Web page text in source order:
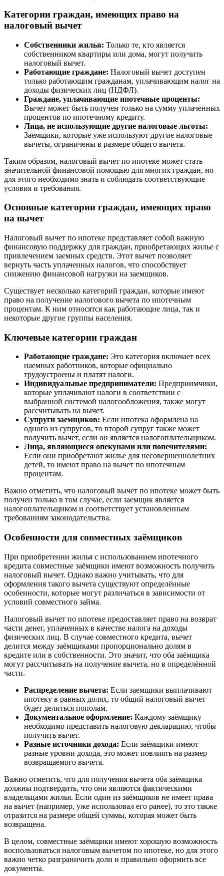
Категории граждан, имеющих право на
налоговый вычет
Собственники жилья: Только те, кто является
собственником квартиры или дома, могут получить
налоговый вычет.
Работающие граждане: Налоговый вычет доступен
только работающим гражданам, уплачивающим налог на
доходы физических лиц (НДФЛ).
Граждане, уплачивающие ипотечные проценты:
Вычет может быть получен только на сумму уплаченных
процентов по ипотечному кредиту.
Лица, не использующие другие налоговые льготы:
Заемщики, которые уже используют другие налоговые
вычеты, ограничены в размере общего вычета.
Таким образом, налоговый вычет по ипотеке может стать
значительной финансовой помощью для многих граждан, но
для этого необходимо знать и соблюдать соответствующие
условия и требования.
Основные категории граждан, имеющих право
на вычет
Налоговый вычет по ипотеке представляет собой важную
финансовую поддержку для граждан, приобретающих жилье с
привлечением заемных средств. Этот вычет позволяет
вернуть часть уплаченных налогов, что способствует
снижению финансовой нагрузки на заемщиков.
Существует несколько категорий граждан, которые имеют
право на получение налогового вычета по ипотечным
процентам. К ним относятся как работающие лица, так и
некоторые другие группы населения.
Ключевые категории граждан
Работающие граждане: Это категория включает всех
наемных работников, которые официально
трудоустроены и платят налоги.
Индивидуальные предприниматели: Предприимчики,
которые уплачивают налоги в соответствии с
выбранной системой налогообложения, также могут
рассчитывать на вычет.
Супруги заемщиков: Если ипотека оформлена на
одного из супругов, то второй супруг также может
получить вычет, если он является налогоплательщиком.
Лица, являющиеся опекунами или попечителями:
Если они приобретают жилье для несовершеннолетних
детей, то имеют право на вычет по ипотечным
процентам.
Важно отметить, что налоговый вычет по ипотеке может быть
получен только в том случае, если заемщик является
налогоплательщиком и соответствует установленным
требованиям законодательства.
Особенности для совместных заёмщиков
При приобретении жилья с использованием ипотечного
кредита совместные заёмщики имеют возможность получить
налоговый вычет. Однако важно учитывать, что для
оформления такого вычета существуют определённые
особенности, которые могут различаться в зависимости от
условий совместного займа.
Налоговый вычет по ипотеке предоставляет право на возврат
части денег, уплаченных в качестве налога на доходы
физических лиц. В случае совместного кредита, вычет
делится между заёмщиками пропорционально долям в
кредите или в собственности. Это значит, что оба заёмщика
могут рассчитывать на получение вычета, но в определённой
части.
Распределение вычета: Если заемщики выплачивают
ипотеку в равных долях, то общий налоговый вычет
будет делиться пополам.
Документальное оформление: Каждому заёмщику
необходимо представить налоговую декларацию, чтобы
получить вычет.
Разные источники дохода: Если заёмщики имеют
разные уровни дохода, это может повлиять на размер
возвращаемого вычета.
Важно отметить, что для получения вычета оба заёмщика
должны подтвердить, что они являются фактическими
владельцами жилья. Если один из заёмщиков не имеет права
на вычет (например, уже использовал его ранее), то это также
отразится на размере общей суммы, которая может быть
возвращена.
В целом, совместные заёмщики имеют хорошую возможность
воспользоваться налоговым вычетом по ипотеке, но для этого
важно четко разграничить доли и правильно оформить все
документы.